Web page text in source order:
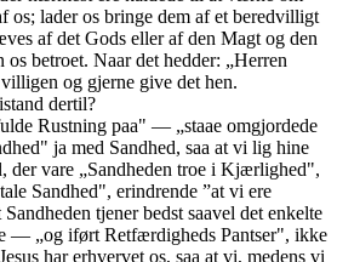
os; lader os bringe dem af et beredvilligt
af det Gods eller af den Magt og den
betroet. Naar det hedder: „Herren
og gjerne give det hen.
dertil?
Rustning paa" — „staae omgjordede
ja med Sandhed, saa at vi lig hine
der vare „Sandheden troe i Kjærlighed",
Sandhed", erindrende ”at vi ere
tjener bedst saavel det enkelte
— „og iført Retfærdigheds Pantser", ikke
har erhvervet os, saa at vi, medens vi